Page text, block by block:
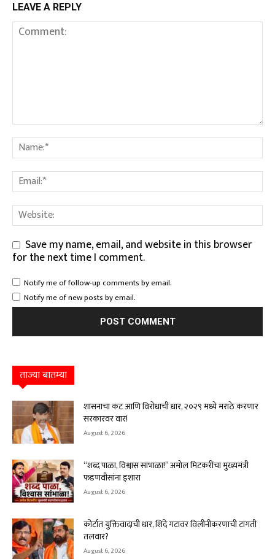
LEAVE A REPLY
Save my name, email, and website in this browser
for the next time I comment.
Notify me of follow-up comments by email.
Notify me of new posts by email.
ताज्या बातम्या
शासनाचा कट आणि विरोधाची धार, २०२९ मध्ये मराठे करणार
सरकारवर वार!
August 6, 2026
“शब्द पाळा, विश्वास सांभाळा!” अमोल मिटकरींचा मुख्यमंत्री
फडणवीसांना इशारा
August 6, 2026
कोर्टात युक्तिवादाची धार, शिंदे गटावर विलीनीकरणाची टांगती
तलवार?
August 6, 2026